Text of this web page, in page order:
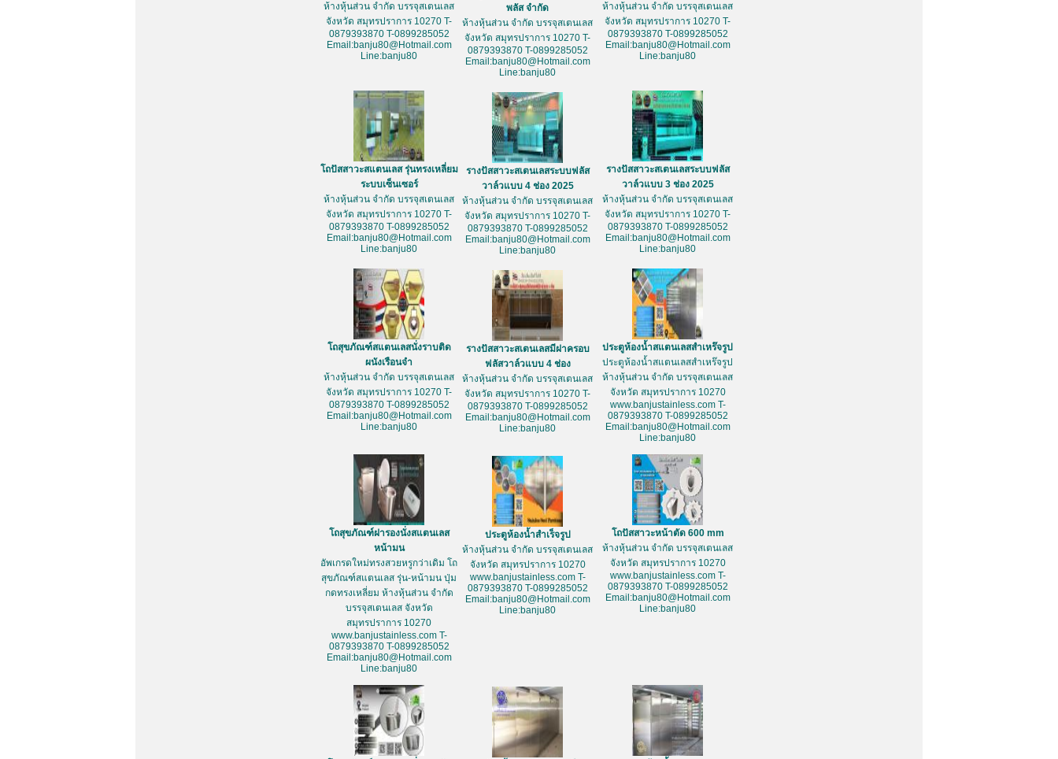
ห้างหุ้นส่วน จำกัด บรรจุสเตนเลส
จังหวัด สมุทรปราการ 10270 T-
0879393870 T-0899285052
Email:banju80@Hotmail.com
Line:banju80
พลัส จำกัด
ห้างหุ้นส่วน จำกัด บรรจุสเตนเลส
จังหวัด สมุทรปราการ 10270 T-
0879393870 T-0899285052
Email:banju80@Hotmail.com
Line:banju80
ห้างหุ้นส่วน จำกัด บรรจุสเตนเลส
จังหวัด สมุทรปราการ 10270 T-
0879393870 T-0899285052
Email:banju80@Hotmail.com
Line:banju80
โถปัสสาวะสแตนเลส รุ่นทรงเหลี่ยม
ระบบเซ็นเซอร์
ห้างหุ้นส่วน จำกัด บรรจุสเตนเลส
จังหวัด สมุทรปราการ 10270 T-
0879393870 T-0899285052
Email:banju80@Hotmail.com
Line:banju80
รางปัสสาวะสเตนเลสระบบฟลัส
วาล์วแบบ 4 ช่อง 2025
ห้างหุ้นส่วน จำกัด บรรจุสเตนเลส
จังหวัด สมุทรปราการ 10270 T-
0879393870 T-0899285052
Email:banju80@Hotmail.com
Line:banju80
รางปัสสาวะสเตนเลสระบบฟลัส
วาล์วแบบ 3 ช่อง 2025
ห้างหุ้นส่วน จำกัด บรรจุสเตนเลส
จังหวัด สมุทรปราการ 10270 T-
0879393870 T-0899285052
Email:banju80@Hotmail.com
Line:banju80
โถสุขภัณฑ์สแตนเลสนั่งราบติด
ผนังเรือนจำ
ห้างหุ้นส่วน จำกัด บรรจุสเตนเลส
จังหวัด สมุทรปราการ 10270 T-
0879393870 T-0899285052
Email:banju80@Hotmail.com
Line:banju80
รางปัสสาวะสเตนเลสมีฝาครอบ
ฟลัสวาล์วแบบ 4 ช่อง
ห้างหุ้นส่วน จำกัด บรรจุสเตนเลส
จังหวัด สมุทรปราการ 10270 T-
0879393870 T-0899285052
Email:banju80@Hotmail.com
Line:banju80
ประตูห้องน้ำสแตนเลสสำเหร๊จรูป
ประตูห้องน้ำสแตนเลสสำเหร๊จรูป
ห้างหุ้นส่วน จำกัด บรรจุสเตนเลส
จังหวัด สมุทรปราการ 10270
www.banjustainless.com T-
0879393870 T-0899285052
Email:banju80@Hotmail.com
Line:banju80
โถสุขภัณฑ์ฝารองนั่งสแตนเลส
หน้ามน
อัพเกรดใหม่ทรงสวยหรูกว่าเดิม โถ
สุขภัณฑ์สแตนเลส รุ่น-หน้ามน ปุ่ม
กดทรงเหลี่ยม ห้างหุ้นส่วน จำกัด
บรรจุสเตนเลส จังหวัด
สมุทรปราการ 10270
www.banjustainless.com T-
0879393870 T-0899285052
Email:banju80@Hotmail.com
Line:banju80
ประตูห้องน้ำสำเร็จรูป
ห้างหุ้นส่วน จำกัด บรรจุสเตนเลส
จังหวัด สมุทรปราการ 10270
www.banjustainless.com T-
0879393870 T-0899285052
Email:banju80@Hotmail.com
Line:banju80
โถปัสสาวะหน้าตัด 600 mm
ห้างหุ้นส่วน จำกัด บรรจุสเตนเลส
จังหวัด สมุทรปราการ 10270
www.banjustainless.com T-
0879393870 T-0899285052
Email:banju80@Hotmail.com
Line:banju80